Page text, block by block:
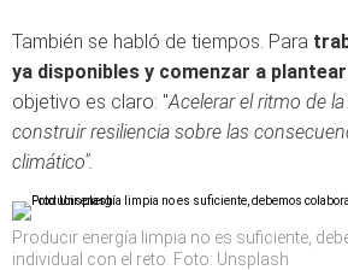
También se habló de tiempos. Para
ya disponibles y comenzar a
objetivo es claro: "Acelerar el ritmo de
construir resiliencia sobre las
climático".
Producir energía limpia no es suficiente,
individual con el reto. Foto: Unsplash